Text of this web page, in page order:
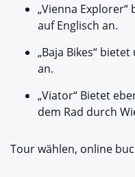
„Vienna
auf Englisch an.
„Baja Bikes“
an.
„Viator“ Bietet
dem Rad durch
Tour wählen, online